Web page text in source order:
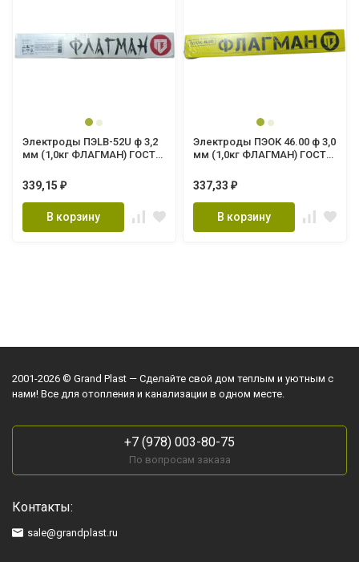
Электроды ПЭLB-52U ф 3,2
мм (1,0кг ФЛАГМАН) ГОСТ
339,15 ₽
В корзину
Электроды ПЭОК 46.00 ф 3,0
мм (1,0кг ФЛАГМАН) ГОСТ
337,33 ₽
В корзину
2001-2026 © Grand Plast — Сделайте свой дом теплым и уютным с
нами! Все для отопления и канализации в одном месте.
+7 (978) 003-80-75
По вопросам заказа
Контакты:
sale@grandplast.ru